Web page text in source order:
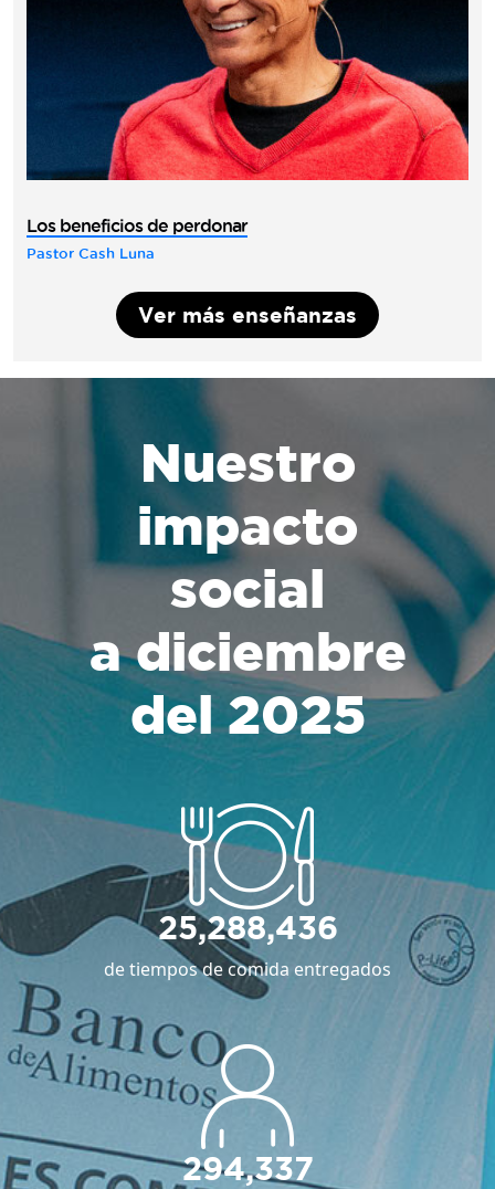
Los beneficios de perdonar
Pastor Cash Luna
Ver más enseñanzas
Nuestro
impacto
social
a diciembre
del 2025
25,288,436
de tiempos de comida entregados
294,337